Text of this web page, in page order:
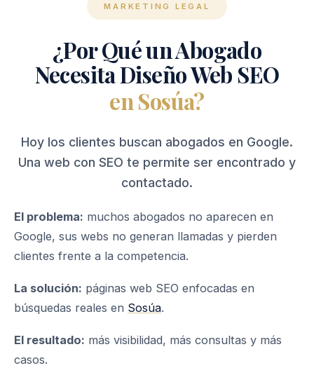
MARKETING LEGAL
¿Por Qué un Abogado
Necesita Diseño Web SEO
en Sosúa?
Hoy los clientes buscan abogados en Google.
Una web con SEO te permite ser encontrado y
contactado.
El problema: muchos abogados no aparecen en
Google, sus webs no generan llamadas y pierden
clientes frente a la competencia.
La solución: páginas web SEO enfocadas en
búsquedas reales en Sosúa.
El resultado: más visibilidad, más consultas y más
casos.